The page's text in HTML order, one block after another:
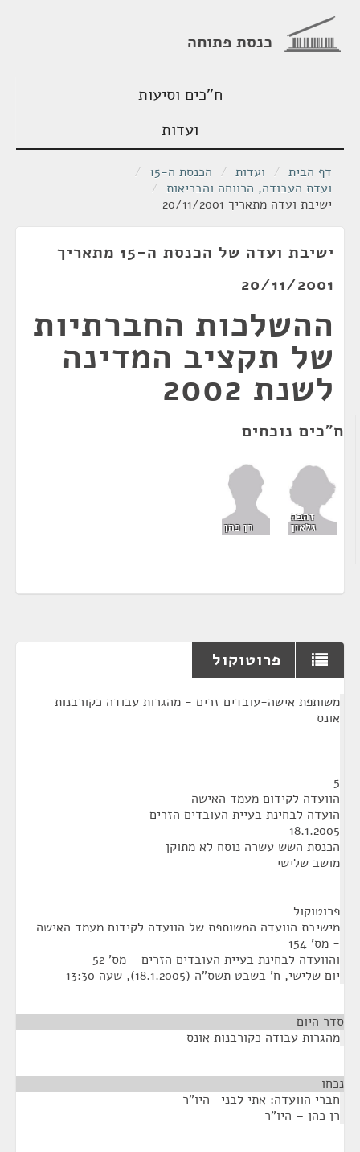
כנסת פתוחה
ח"כים וסיעות
ועדות
דף הבית / ועדות / הכנסת ה-15
/
ועדת העבודה, הרווחה והבריאות /
ישיבת ועדה מתאריך 20/11/2001
ישיבת ועדה של הכנסת ה-15 מתאריך
20/11/2001
ההשלכות החברתיות
של תקציב המדינה
לשנת 2002
ח"כים נוכחים
זהבה
גלאון רן כהן
פרוטוקול
משותפת אישה-עובדים זרים - מהגרות עבודה כקורבנות
אונס
5
הוועדה לקידום מעמד האישה
הועדה לבחינת בעיית העובדים הזרים
18.1.2005
הכנסת השש עשרה נוסח לא מתוקן
מושב שלישי
פרוטוקול
מישיבת הוועדה המשותפת של הוועדה לקידום מעמד האישה
- מס' 154
והוועדה לבחינת בעיית העובדים הזרים - מס' 52
יום שלישי, ח' בשבט תשס"ה (18.1.2005), שעה 13:30
סדר היום
מהגרות עבודה כקורבנות אונס
נכחו
חברי הוועדה: אתי לבני -היו"ר
רן כהן – היו"ר